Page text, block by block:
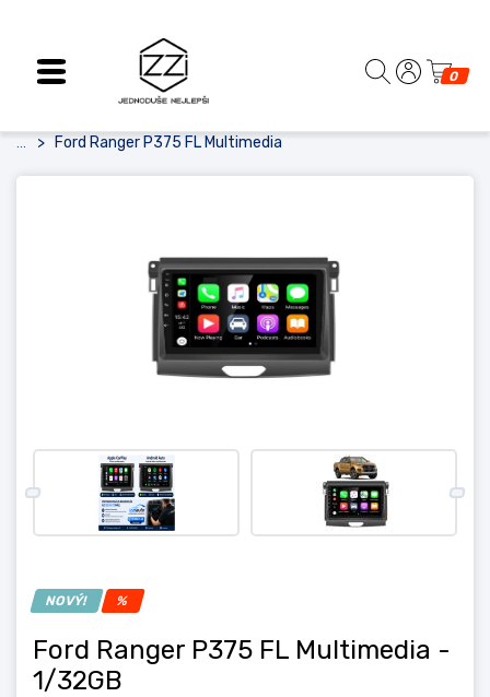
0
Ford Ranger P375 FL Multimedia
NOVÝ! %
Ford Ranger P375 FL Multimedia -
1/32GB